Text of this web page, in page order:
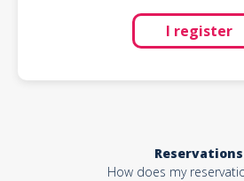
I register
Reservations
How does my